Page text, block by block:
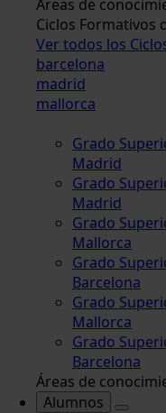
Áreas de
Ciclos Formativos
Ver todos los
barcelona
madrid
mallorca
Grado
Madrid
Grado
Madrid
Grado
Mallorca
Grado
Barcelona
Grado
Mallorca
Grado
Barcelona
Áreas de
Alumnos